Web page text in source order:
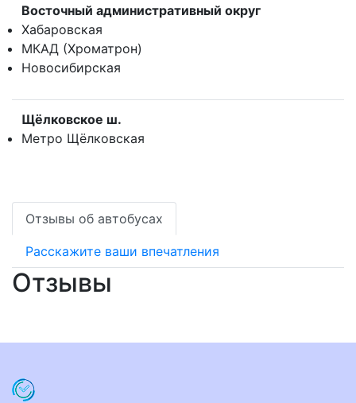
Восточный административный округ
Хабаровская
МКАД (Хроматрон)
Новосибирская
Щёлковское ш.
Метро Щёлковская
Отзывы об автобусах
Расскажите ваши впечатления
Отзывы